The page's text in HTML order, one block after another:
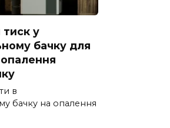
у
бачку для
в
бачку на опалення